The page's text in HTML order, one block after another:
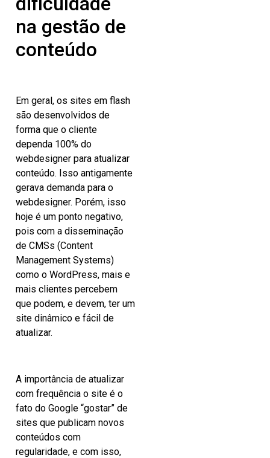
na gestão de
conteúdo
Em geral, os sites em flash
são desenvolvidos de
forma que o cliente
dependa 100% do
webdesigner para atualizar
conteúdo. Isso antigamente
gerava demanda para o
webdesigner. Porém, isso
hoje é um ponto negativo,
pois com a disseminação
de CMSs (Content
Management Systems)
como o WordPress, mais e
mais clientes percebem
que podem, e devem, ter um
site dinâmico e fácil de
atualizar.
A importância de atualizar
com frequência o site é o
fato do Google “gostar” de
sites que publicam novos
conteúdos com
regularidade, e com isso,